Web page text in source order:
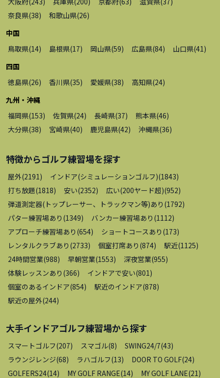
奈良県(38) 和歌山県(26)
中国
鳥取県(14) 島根県(17) 岡山県(59) 広島県(84) 山口県(41 )
四国
徳島県(26) 香川県(35) 愛媛県(38) 高知県(24)
九州・沖縄
福岡県(153) 佐賀県(24) 長崎県(37) 熊本県(46)
大分県(38) 宮崎県(40) 鹿児島県(42) 沖縄県(36)
特徴からゴルフ練習場を探す
屋外(2191 ) インドア(シミュレーションゴルフ)(1843)
打ち放題(1818) 安い(2352) 広い(200ヤード超)(952)
弾道測定器(トップレーサー、トラックマン等)あり (1792)
パター練習場あり (1349) バンカー練習場あり (1112)
アプローチ練習場あり (654) ショートコースあり (173)
レンタルクラブあり (2733) 個室打席あり (874) 駅近(1125)
24時間営業(988) 早朝営業(1553) 深夜営業(955)
体験レッスンあり (366) インドアで安い(801 )
個室のあるインドア(854) 駅近のインドア(878)
駅近の屋外(244)
大手インドアゴルフ練習場から探す
スマートゴルフ(207) スマゴル(8) SWING24/7(43)
ラウンジレンジ(68) ラハゴルフ(13) DOOR TO GOLF(24)
GOLFERS24(14) MY GOLF RANGE(14) MY GOLF LANE(21 )